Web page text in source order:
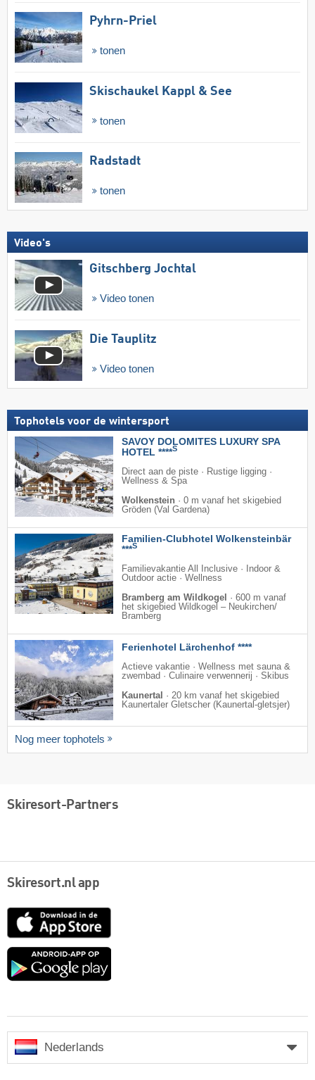
Pyhrn-Priel
tonen
Skischaukel Kappl & See
tonen
Radstadt
tonen
Video's
Gitschberg Jochtal
Video tonen
Die Tauplitz
Video tonen
Tophotels voor de wintersport
SAVOY DOLOMITES LUXURY SPA
HOTEL ****S
Direct aan de piste · Rustige ligging ·
Wellness & Spa
Wolkenstein · 0 m vanaf het skigebied
Gröden (Val Gardena)
Familien-Clubhotel Wolkensteinbär
***S
Familievakantie All Inclusive · Indoor &
Outdoor actie · Wellness
Bramberg am Wildkogel
· 600 m vanaf
het skigebied Wildkogel – Neukirchen/​
Bramberg
Ferienhotel Lärchenhof ****
Actieve vakantie · Wellness met sauna &
zwembad · Culinaire verwennerij · Skibus
Kaunertal
· 20 km vanaf het skigebied
Kaunertaler Gletscher (Kaunertal-gletsjer)
Nog meer tophotels
Skiresort-Partners
Skiresort.nl app
App
Google
Nederlands